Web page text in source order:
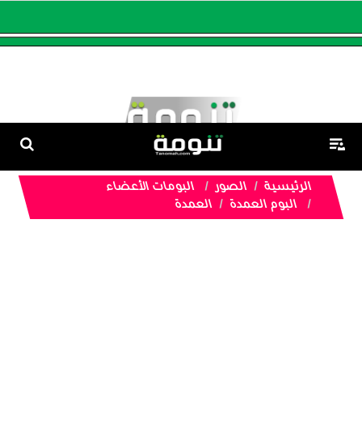
الرئيسية الصور
البومات الأعضاء
البوم العمدة
العمدة